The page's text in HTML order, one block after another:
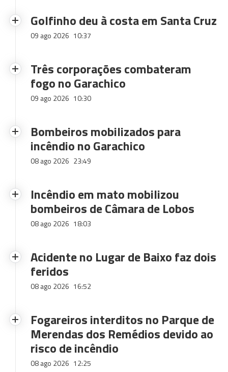
Golfinho deu à costa em Santa Cruz
09 ago 2026 10:37
Três corporações combateram
fogo no Garachico
09 ago 2026 10:30
Bombeiros mobilizados para
incêndio no Garachico
08 ago 2026 23:49
Incêndio em mato mobilizou
bombeiros de Câmara de Lobos
08 ago 2026 18:03
Acidente no Lugar de Baixo faz dois
feridos
08 ago 2026 16:52
Fogareiros interditos no Parque de
Merendas dos Remédios devido ao
risco de incêndio
08 ago 2026 12:25